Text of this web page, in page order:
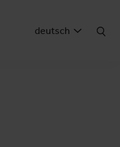
deutsch